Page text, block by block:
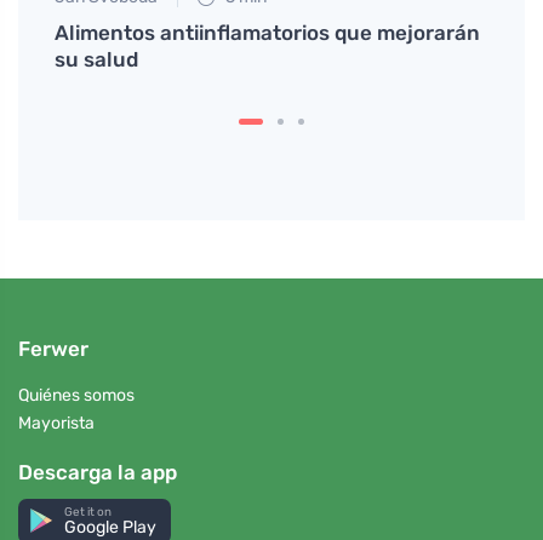
Alimentos antiinflamatorios que mejorarán
su salud
Ferwer
Quiénes somos
Mayorista
Descarga la app
Get it on
Google Play